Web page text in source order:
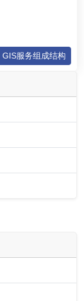
服务组成结构